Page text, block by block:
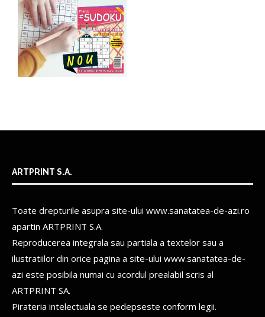
ARTPRINT S.A.
Toate drepturile asupra site-ului www.sanatatea-de-azi.ro
apartin ARTPRINT S.A.
Reproducerea integrala sau partiala a textelor sau a
ilustratiilor din orice pagina a site-ului www.sanatatea-de-
azi este posibila numai cu acordul prealabil scris al
ARTPRINT SA.
Pirateria intelectuala se pedepseste conform legii.